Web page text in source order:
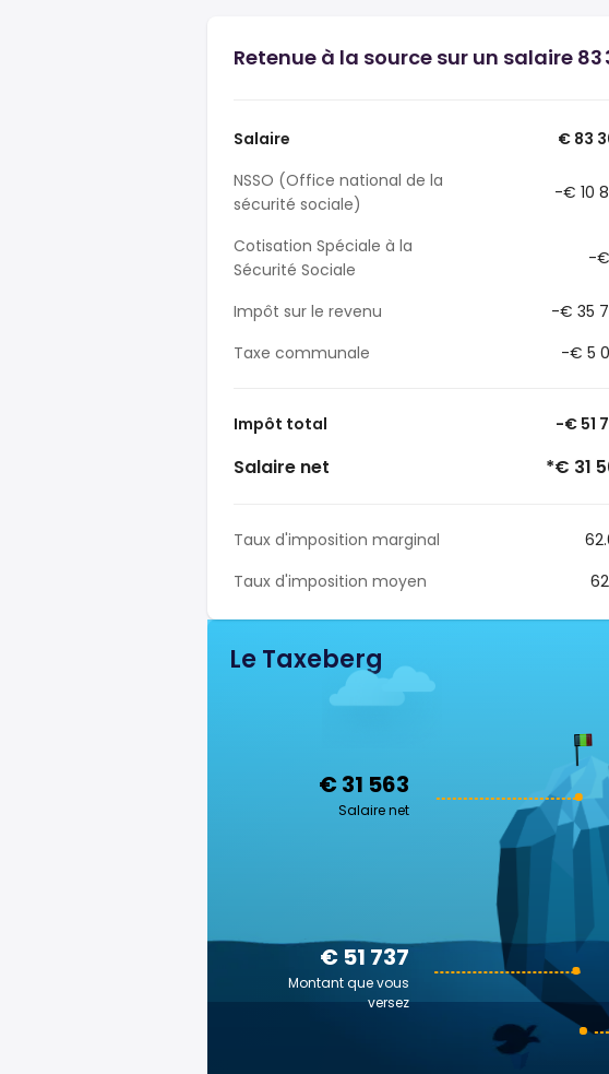
Retenue à la source sur un salaire
Salaire
€ 83
NSSO (Office national de la
sécurité sociale)
-€ 10
Cotisation Spéciale à la
Sécurité Sociale
-€
Impôt sur le revenu
-€ 35
Taxe communale
-€ 5
Impôt total -€ 51
Salaire net *€ 31
Taux d'imposition marginal
Taux d'imposition moyen
Le Taxeberg
€ 31 563
Salaire net
€ 51 737
Montant que vous
versez